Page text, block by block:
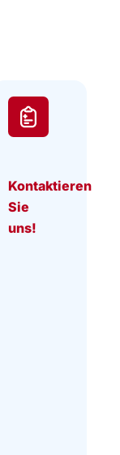
Kontaktieren
Sie
uns!